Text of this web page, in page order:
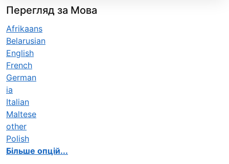
Перегляд за Мова
Afrikaans
Belarusian
English
French
German
ia
Italian
Maltese
other
Polish
Більше опцій...